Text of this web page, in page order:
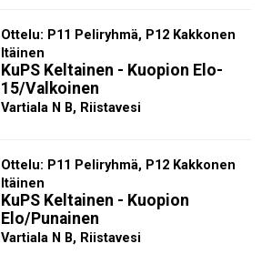
Ottelu: P11 Peliryhmä, P12 Kakkonen
Itäinen
KuPS Keltainen - Kuopion Elo-
15/Valkoinen
Vartiala N B, Riistavesi
Ottelu: P11 Peliryhmä, P12 Kakkonen
Itäinen
KuPS Keltainen - Kuopion
Elo/Punainen
Vartiala N B, Riistavesi